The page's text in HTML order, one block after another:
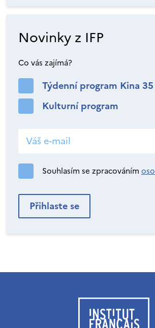
Novinky z IFP
Co vás zajímá?
Týdenní program Kina 35
Kulturní program
Souhlasím se zpracováním